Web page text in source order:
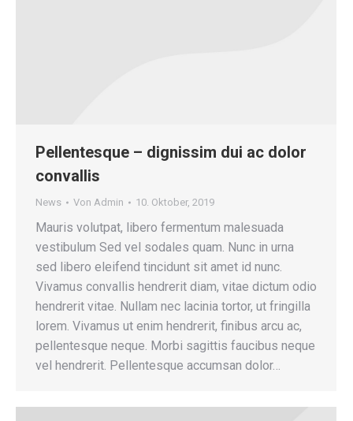
Pellentesque – dignissim dui ac dolor
convallis
News Von Admin 10. Oktober, 2019
Mauris volutpat, libero fermentum malesuada
vestibulum Sed vel sodales quam. Nunc in urna
sed libero eleifend tincidunt sit amet id nunc.
Vivamus convallis hendrerit diam, vitae dictum odio
hendrerit vitae. Nullam nec lacinia tortor, ut fringilla
lorem. Vivamus ut enim hendrerit, finibus arcu ac,
pellentesque neque. Morbi sagittis faucibus neque
vel hendrerit. Pellentesque accumsan dolor…